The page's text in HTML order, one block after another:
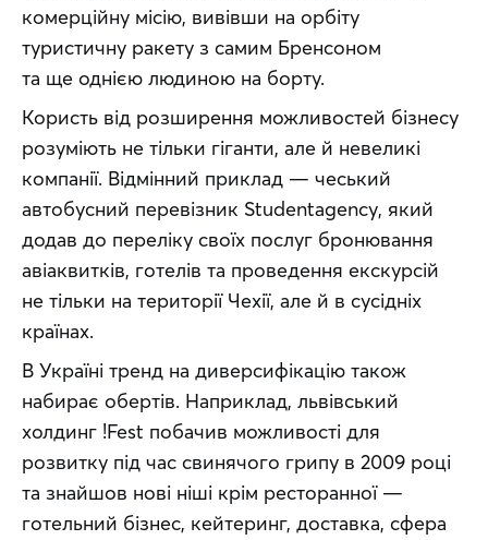
комерційну місію, вивівши на орбіту
туристичну ракету з самим Бренсоном
та ще однією людиною на борту.
Користь від розширення можливостей бізнесу
розуміють не тільки гіганти, але й невеликі
компанії. Відмінний приклад — чеський
автобусний перевізник Studentagency, який
додав до переліку своїх послуг бронювання
авіаквитків, готелів та проведення екскурсій
не тільки на території Чехії, але й в сусідніх
країнах.
В Україні тренд на диверсифікацію також
набирає обертів. Наприклад, львівський
холдинг !Fest побачив можливості для
розвитку під час свинячого грипу в 2009 році
та знайшов нові ніші крім ресторанної —
готельний бізнес, кейтеринг, доставка, сфера